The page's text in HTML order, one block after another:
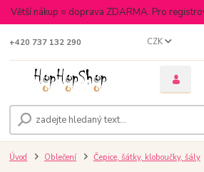
Větší nákup = doprava ZDARMA. Pro
CZK
+420 737 132 290
Úvod Oblečení Čepice, šátky, kloboučky, šály